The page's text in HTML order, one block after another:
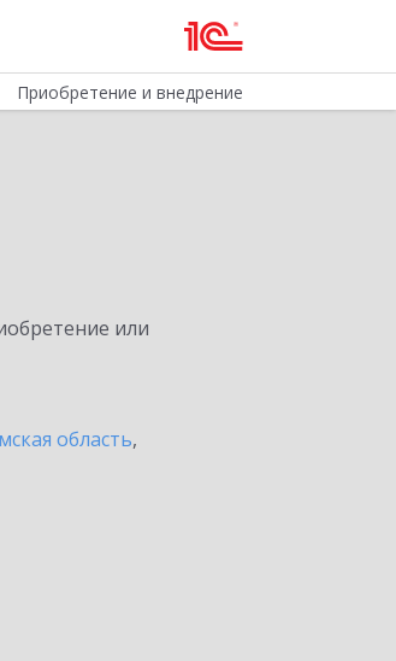
Приобретение и внедрение
или
область,